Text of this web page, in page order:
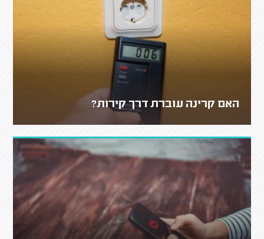
האם קרינה עוברת דרך קירות?